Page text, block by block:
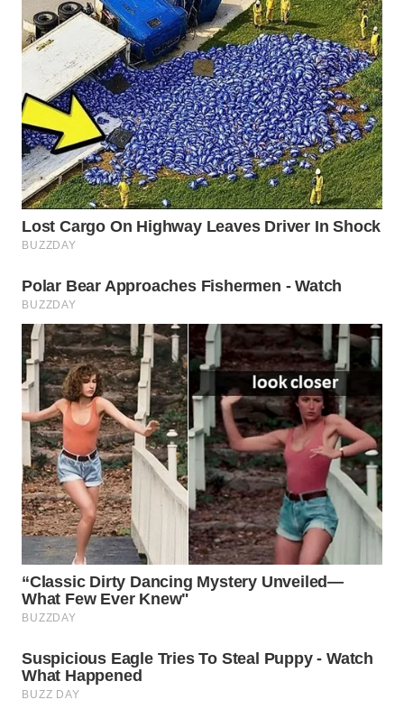
KEPULAUAN
SERIBU
WN
TANGERANG
WN
BINJAI
WN
WN
INDRAMAYU
WN
KUNINGAN
WN
MAJALENGKA
WN
SUBANG
WN
SUKABUMI
WN
PURWAKARTA